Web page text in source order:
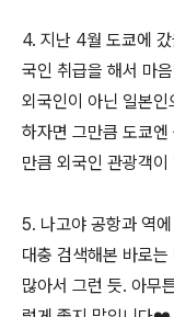
4. 지난 4월 도쿄에
국인 취급을 해서 마
외국인이 아닌 일본
하자면 그만큼 도쿄
만큼 외국인 관광객
5. 나고야 공항과 역
대충 검색해본 바로
많아서 그런 듯. 아무